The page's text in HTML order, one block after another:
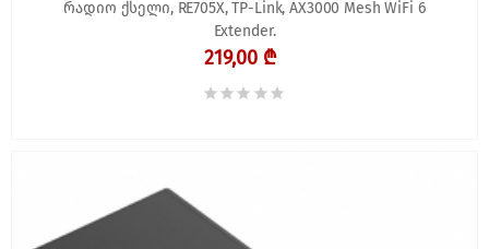
რადიო ქსელი, RE705X, TP-Link, AX3000 Mesh WiFi 6
Extender.
219,00 ₾